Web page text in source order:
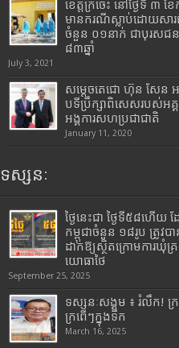
ខេត្តក្រចេះ នៅថ្ងៃទី ៣ ខែ
មានករណីស្លាប់ដោយសា
ចំនួន ០១នាក់ ជាបុរសជន
៨៣ឆ្នាំ
July 3, 2021
សម្តេចតេជោ ហ៊ុន សែន
បទីប្រឹក្សាពិសេសរបស់អគ្គ
អង្គការសហប្រជាជាតិ
January 11, 2020
ទស្សនៈ
ថ្ងៃនេះជា ថ្ងៃទី៥៨ហើយ
កម្ពុជាចំនួន ១៨រូប ត្រូវប
ដាក់ឱ្យស្ថិតក្រោមការឃុំ
យោធាថៃ
September 25, 2025
ទស្សនៈសង្គម ៖ រំលឹក! ក្
ក្រពើៗក្នុងទឹក
March 16, 2025